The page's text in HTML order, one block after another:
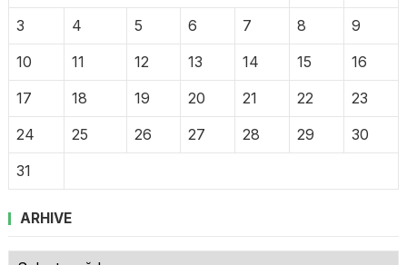
3
4 5 6 7 8
9
10
11 12 13 14 15
16
17
18 19 20 21 22
23
24
25 26 27 28 29
30
31
ARHIVE
Arhive